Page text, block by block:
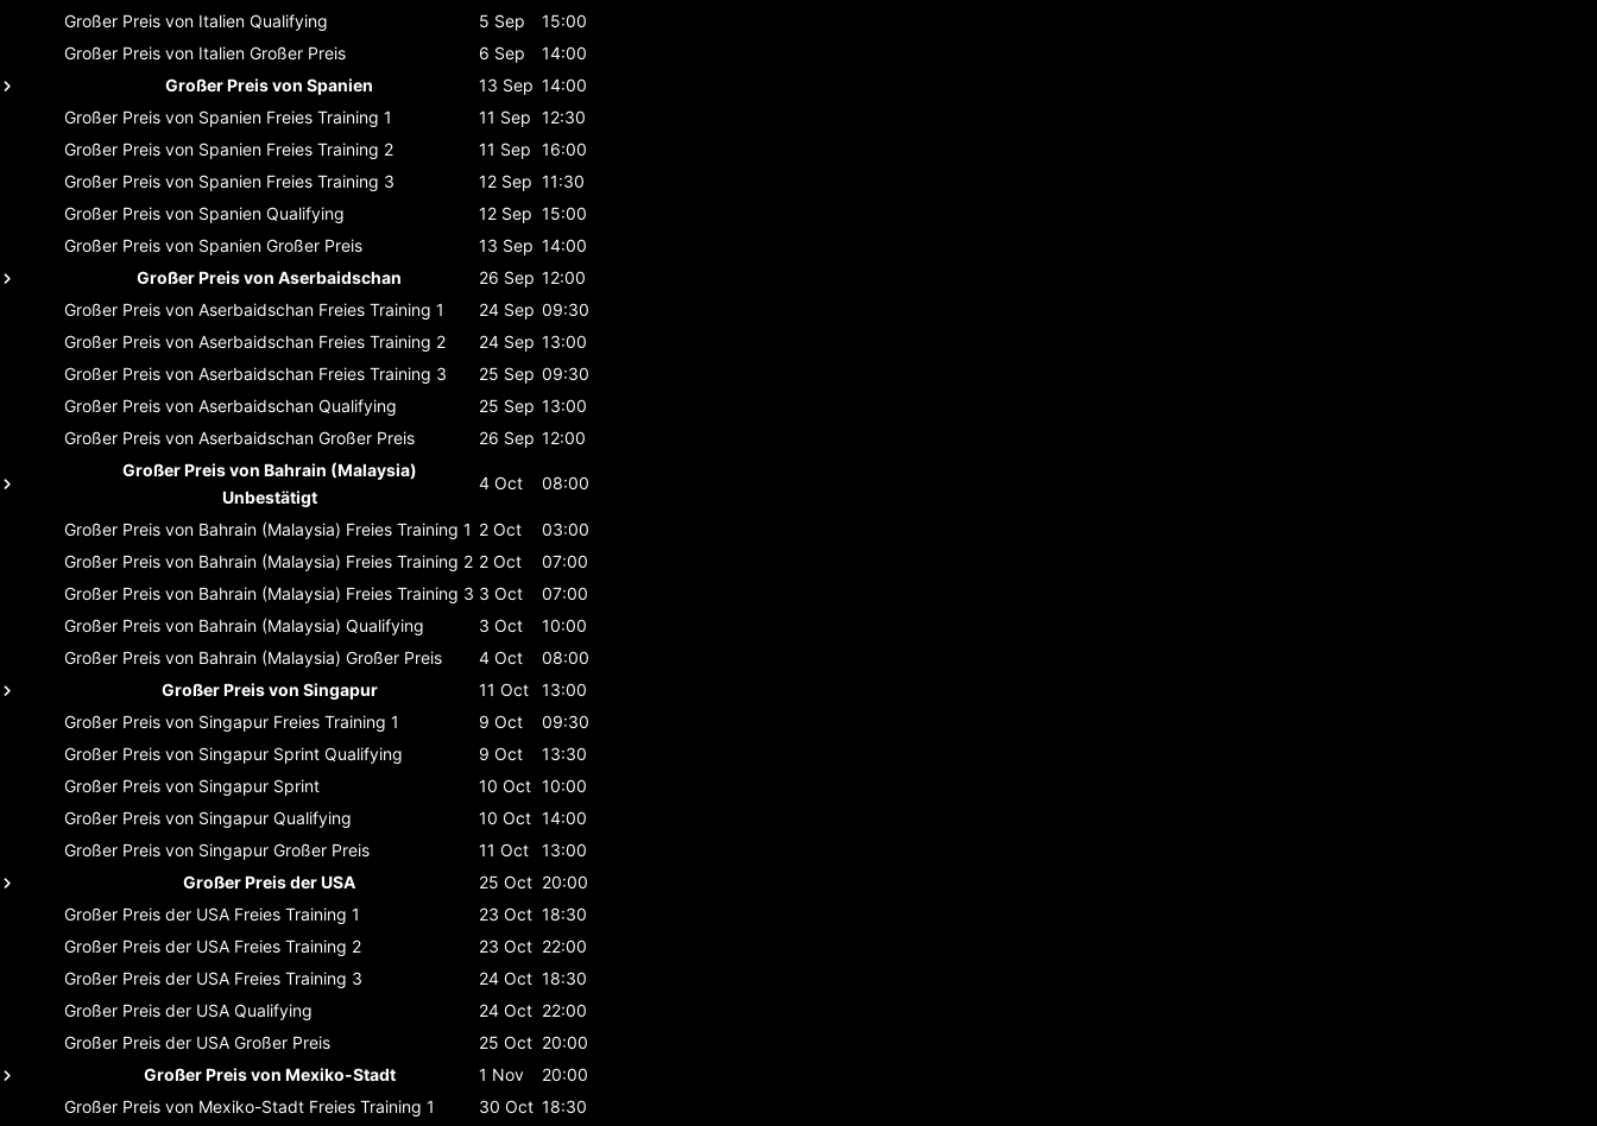
Großer Preis von Italien Qualifying 5 Sep
15:00
Großer Preis von Italien Großer Preis 6 Sep
14:00
Großer Preis von Spanien
13 Sep 14:00
Großer Preis von Spanien Freies Training 1 11 Sep 12:30
Großer Preis von Spanien Freies Training 2 11 Sep 16:00
Großer Preis von Spanien Freies Training 3 12 Sep 11:30
Großer Preis von Spanien Qualifying 12 Sep 15:00
Großer Preis von Spanien Großer Preis 13 Sep 14:00
Großer Preis von Aserbaidschan
26 Sep 12:00
Großer Preis von Aserbaidschan Freies Training 1 24 Sep 09:30
Großer Preis von Aserbaidschan Freies Training 2 24 Sep 13:00
Großer Preis von Aserbaidschan Freies Training 3 25 Sep 09:30
Großer Preis von Aserbaidschan Qualifying 25 Sep 13:00
Großer Preis von Aserbaidschan Großer Preis 26 Sep 12:00
Großer Preis von Bahrain (Malaysia)
Unbestätigt
4 Oct 08:00
Großer Preis von Bahrain (Malaysia) Freies Training 1 2 Oct
03:00
Großer Preis von Bahrain (Malaysia) Freies Training 2 2 Oct
07:00
Großer Preis von Bahrain (Malaysia) Freies Training 3 3 Oct
07:00
Großer Preis von Bahrain (Malaysia) Qualifying 3 Oct
10:00
Großer Preis von Bahrain (Malaysia) Großer Preis 4 Oct
08:00
Großer Preis von Singapur
11 Oct
13:00
Großer Preis von Singapur Freies Training 1 9 Oct
09:30
Großer Preis von Singapur Sprint Qualifying 9 Oct
13:30
Großer Preis von Singapur Sprint 10 Oct 10:00
Großer Preis von Singapur Qualifying 10 Oct 14:00
Großer Preis von Singapur Großer Preis 11 Oct
13:00
Großer Preis der USA
25 Oct 20:00
Großer Preis der USA Freies Training 1 23 Oct 18:30
Großer Preis der USA Freies Training 2 23 Oct 22:00
Großer Preis der USA Freies Training 3 24 Oct 18:30
Großer Preis der USA Qualifying 24 Oct 22:00
Großer Preis der USA Großer Preis 25 Oct 20:00
Großer Preis von Mexiko-Stadt
1 Nov
20:00
Großer Preis von Mexiko-Stadt Freies Training 1 30 Oct 18:30